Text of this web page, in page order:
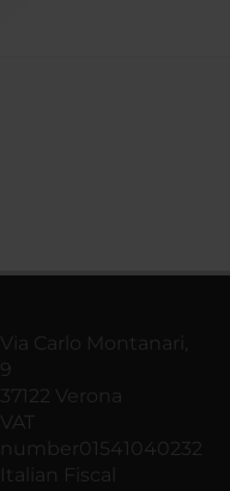
Via Carlo Montanari,
9
37122 Verona
VAT
number01541040232
Italian Fiscal